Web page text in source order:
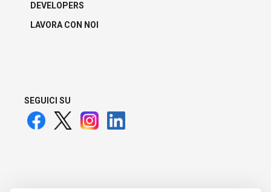
DEVELOPERS
LAVORA CON NOI
SEGUICI SU